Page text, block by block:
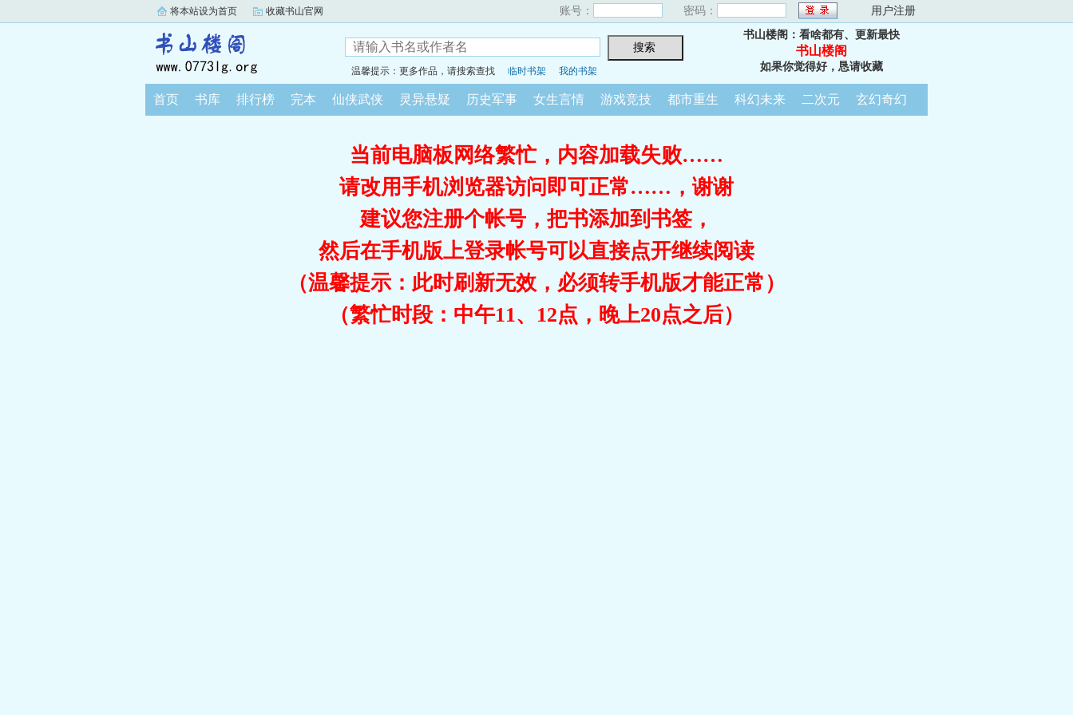
将本站设为首页 收藏书山官网 账号： 密码： 用户注册
温馨提示：更多作品，请搜索查找 临时书架 我的书架
书山楼阁：看啥都有、更新最快
书山楼阁
如果你觉得好，恳请收藏
首页 书库 排行榜 完本 仙侠武侠 灵异悬疑 历史军事 女生言情 游戏竞技 都市重生 科幻未来 二次元 玄幻奇幻
当前电脑板网络繁忙，内容加载失败……
请改用手机浏览器访问即可正常……，谢谢
建议您注册个帐号，把书添加到书签，
然后在手机版上登录帐号可以直接点开继续阅读
（温馨提示：此时刷新无效，必须转手机版才能正常）
（繁忙时段：中午11、12点，晚上20点之后）